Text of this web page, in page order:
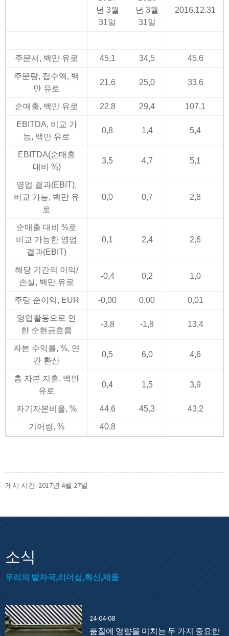
년 3월
31일
년 3월
31일
2016.12.31
주문서, 백만 유로 45,1 34,5 45,6
주문량, 접수액, 백
만 유로
21,6 25,0 33,6
순매출, 백만 유로 22,8 29,4 107,1
EBITDA, 비교 가
능, 백만 유로
0,8 1,4 5,4
EBITDA(순매출
대비 %)
3,5 4,7 5,1
영업 결과(EBIT),
비교 가능, 백만 유
로
0,0 0,7 2,8
순매출 대비 %로
비교 가능한 영업
결과(EBIT)
0,1 2,4 2,6
해당 기간의 이익/
손실, 백만 유로
-0,4 0,2 1,0
주당 순이익, EUR -0,00 0,00 0,01
영업활동으로 인
한 순현금흐름
-3,8 -1,8 13,4
자본 수익률, %, 연
간 환산
0,5 6,0 4,6
총 자본 지출, 백만
유로
0,4 1,5 3,9
자기자본비율, % 44,6 45,3 43,2
기어링, % 40,8
게시 시간: 2017년 4월 27일
소식
우리의 발자국,리더십,혁신,제품
24-04-08
품질에 영향을 미치는 두 가지 중요한